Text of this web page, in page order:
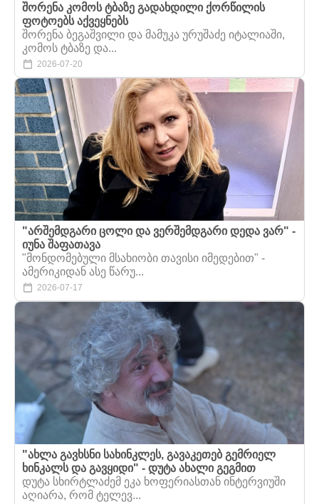
შორენა კომოს ტბაზე გადახდილი ქორწილის
ფოტოებს აქვეყნებს
შორენა ბეგაშვილი და მამუკა ურუშაძე იტალიაში,
კომოს ტბაზე და...
2026-07-20
"არშემდგარი ცოლი და ვერშემდგარი დედა ვარ" -
იუნა შაფათავა
"მონდომებული მსახიობი თავისი იმედებით" -
ამერიკიდან ასე წარუ...
2026-07-17
"ახლა გავხსნი სახინკლეს, გავაკეთებ გემრიელ
ხინკალს და გავყიდი" - დუტა ახალი გეგმით
დუტა სხირტლაძემ ეკა ხოფერიასთან ინტერვიუში
აღიარა, რომ ტელევ...